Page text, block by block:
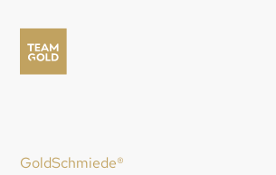
GoldSchmiede®